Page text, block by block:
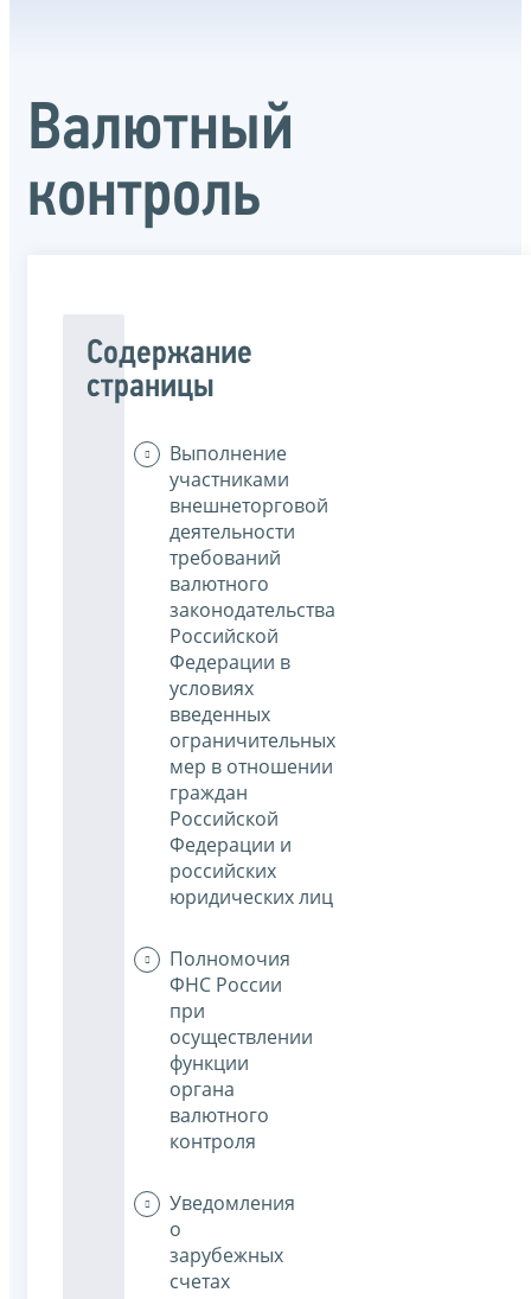
Валютный
контроль
Содержание
страницы
Выполнение
участниками
внешнеторговой
деятельности
требований
валютного
законодательства
Российской
Федерации в
условиях
введенных
ограничительных
мер в отношении
граждан
Российской
Федерации и
российских
юридических лиц
Полномочия
ФНС России
при
осуществлении
функции
органа
валютного
контроля
Уведомления
о
зарубежных
счетах